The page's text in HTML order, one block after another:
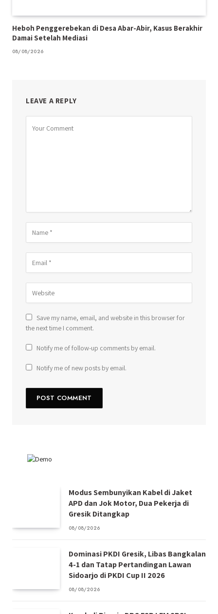
Heboh Penggerebekan di Desa Abar-Abir, Kasus Berakhir
Damai Setelah Mediasi
08/08/2026
LEAVE A REPLY
Save my name, email, and website in this browser for
the next time I comment.
Notify me of follow-up comments by email.
Notify me of new posts by email.
Modus Sembunyikan Kabel di Jaket
APD dan Jok Motor, Dua Pekerja di
Gresik Ditangkap
08/08/2026
Dominasi PKDI Gresik, Libas Bangkalan
4-1 dan Tatap Pertandingan Lawan
Sidoarjo di PKDI Cup II 2026
08/08/2026